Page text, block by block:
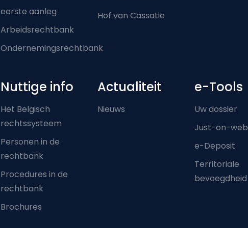
eerste aanleg
Arbeidsrechtbank
Ondernemingsrechtbank
Hof van Cassatie
Nuttige info
Het Belgisch
rechtssysteem
Personen in de
rechtbank
Procedures in de
rechtbank
Brochures
Actualiteit
Nieuws
e-Tools
Uw dossier
Just-on-web
e-Deposit
Territoriale
bevoegdheid